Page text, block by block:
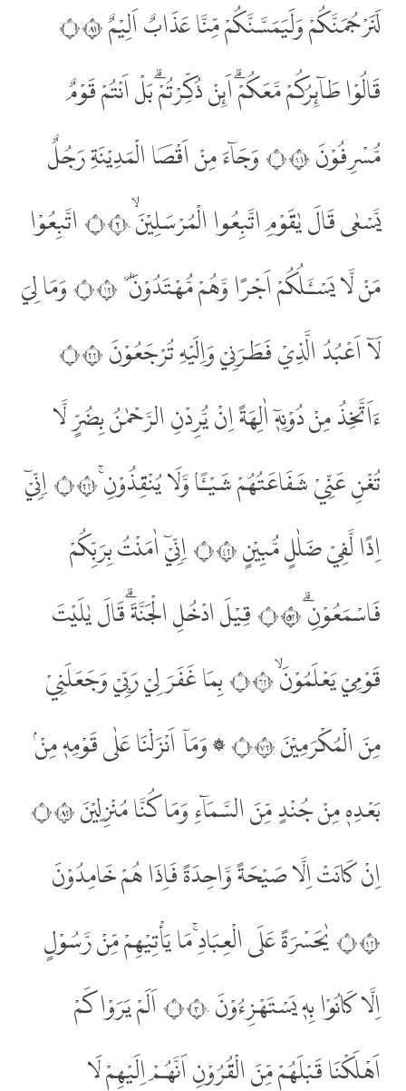
لَنَرْجُمَنَّكُمْ وَلَيَمَسَّنَّكُمْ مِّنَّا عَذَابٌ اَلِيْمٌ ۝١٨
قَالُوْا طَاۤىِٕرُكُمْ مَّعَكُمْۗ اَىِٕنْ ذُكِّرْتُمْۗ بَلْ اَنْتُمْ قَوْمٌ
مُّسْرِفُوْنَ ۝١٩ وَجَاۤءَ مِنْ اَقْصَا الْمَدِيْنَةِ رَجُلٌ
يَّسْعٰى قَالَ يٰقَوْمِ اتَّبِعُوا الْمُرْسَلِيْنَۙ ۝٢٠ اتَّبِعُوْا
مَنْ لَّا يَسْـَٔلُكُمْ اَجْرًا وَّهُمْ مُّهْتَدُوْنَ ۔ ۝٢١ وَمَا لِيَ
لَآ اَعْبُدُ الَّذِيْ فَطَرَنِيْ وَاِلَيْهِ تُرْجَعُوْنَ ۝٢٢
ءَاَتَّخِذُ مِنْ دُوْنِهٖٓ اٰلِهَةً اِنْ يُّرِدْنِ الرَّحْمٰنُ بِضُرٍّ لَّا
تُغْنِ عَنِّيْ شَفَاعَتُهُمْ شَيْـًٔا وَّلَا يُنْقِذُوْنِۚ ۝٢٣ اِنِّيْٓ
اِذًا لَّفِيْ ضَلٰلٍ مُّبِيْنٍ ۝٢٤ اِنِّيْٓ اٰمَنْتُ بِرَبِّكُمْ
فَاسْمَعُوْنِۗ ۝٢٥ قِيْلَ ادْخُلِ الْجَنَّةَ ۗقَالَ يٰلَيْتَ
قَوْمِيْ يَعْلَمُوْنَۙ ۝٢٦ بِمَا غَفَرَ لِيْ رَبِّيْ وَجَعَلَنِيْ
مِنَ الْمُكْرَمِيْنَ ۝٢٧ ۞ وَمَآ اَنْزَلْنَا عَلٰى قَوْمِهٖ مِنْۢ
بَعْدِهٖ مِنْ جُنْدٍ مِّنَ السَّمَاۤءِ وَمَا كُنَّا مُنْزِلِيْنَ ۝٢٨
اِنْ كَانَتْ اِلَّا صَيْحَةً وَّاحِدَةً فَاِذَا هُمْ خَامِدُوْنَ
۝٢٩ يٰحَسْرَةً عَلَى الْعِبَادِۚ مَا يَأْتِيْهِمْ مِّنْ رَّسُوْلٍ
اِلَّا كَانُوْا بِهٖ يَسْتَهْزِءُوْنَ ۝٣٠ اَلَمْ يَرَوْا كَمْ
اَهْلَكْنَا قَبْلَهُمْ مِّنَ الْقُرُوْنِ اَنَّهُمْ اِلَيْهِمْ لَا